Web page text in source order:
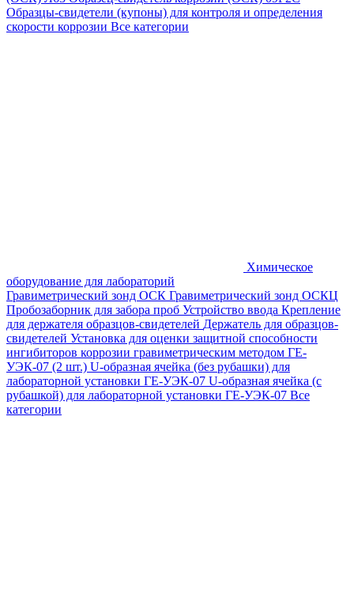
Образцы-свидетели (купоны) для контроля и определения
скорости коррозии Все категории
Химическое
оборудование для лабораторий
Гравиметрический зонд ОСК Гравиметрический зонд ОСКЦ
Пробозаборник для забора проб Устройство ввода Крепление
для держателя образцов-свидетелей Держатель для образцов-
свидетелей Установка для оценки защитной способности
ингибиторов коррозии гравиметрическим методом ГЕ-
УЭК-07 (2 шт.) U-образная ячейка (без рубашки) для
лабораторной установки ГЕ-УЭК-07 U-образная ячейка (с
рубашкой) для лабораторной установки ГЕ-УЭК-07 Все
категории